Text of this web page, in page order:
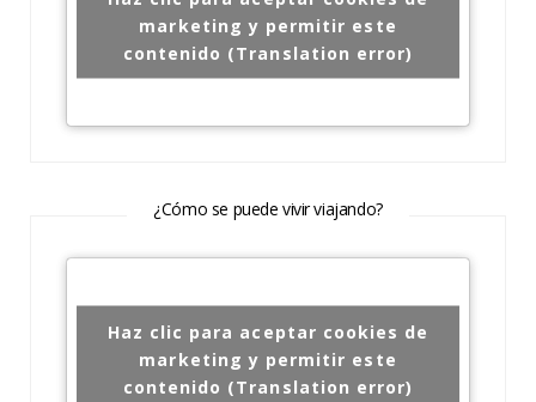
marketing y permitir este
contenido (Translation error)
¿Cómo se puede vivir viajando?
Haz clic para aceptar cookies de
marketing y permitir este
contenido (Translation error)